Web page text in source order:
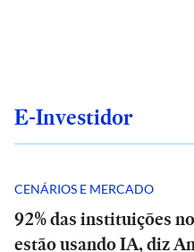
E-Investidor
CENÁRIOS E MERCADO
92% das instituições
estão usando IA, diz